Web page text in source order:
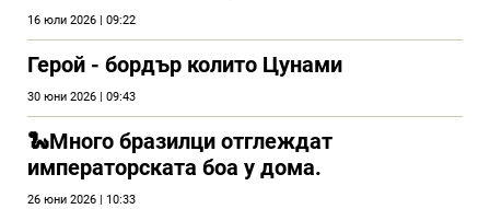
16 юли 2026 | 09:22
Герой - бордър колито Цунами
30 юни 2026 | 09:43
🐍Много бразилци отглеждат
императорската боа у дома.
26 юни 2026 | 10:33